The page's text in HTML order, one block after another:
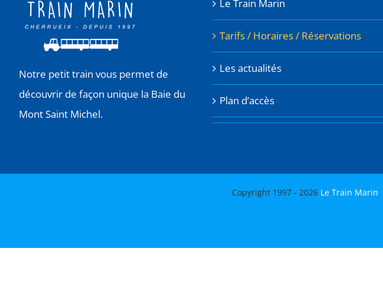
Notre petit train vous permet de
découvrir de façon unique la Baie du
Mont Saint Michel.
Le Train Marin
Tarifs / Horaires / Réservations
Les actualités
Plan d’accès
Copyright 1997 - 2026 Le Train Marin